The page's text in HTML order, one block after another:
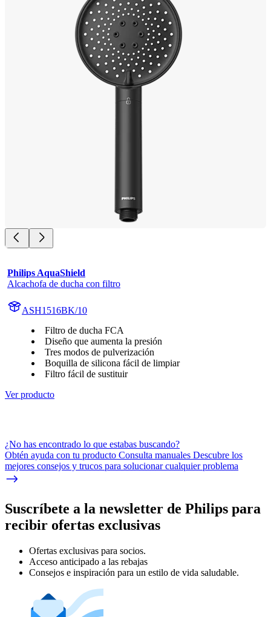
Philips AquaShield
Alcachofa de ducha con filtro
ASH1516BK/10
Filtro de ducha FCA
Diseño que aumenta la presión
Tres modos de pulverización
Boquilla de silicona fácil de limpiar
Filtro fácil de sustituir
Ver producto
¿No has encontrado lo que estabas buscando?
Obtén ayuda con tu producto Consulta manuales Descubre los
mejores consejos y trucos para solucionar cualquier problema
Suscríbete a la newsletter de Philips para
recibir ofertas exclusivas
Ofertas exclusivas para socios.
Acceso anticipado a las rebajas
Consejos e inspiración para un estilo de vida saludable.